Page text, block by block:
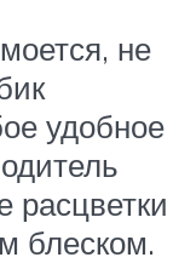
не
удобное
расцветки
блеском.